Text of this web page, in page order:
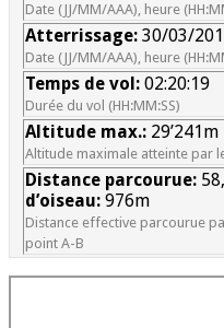
Date (JJ/MM/AAA), heure
Atterrissage: 30/03/
Date (JJ/MM/AAA), heure
Temps de vol: 02:20:19
Durée du vol (HH:MM:SS)
Altitude max.: 29’241m
Altitude maximale atteinte par
Distance parcourue:
d’oiseau: 976m
Distance effective parcourue
point A-B